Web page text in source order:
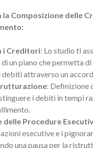
la Composizione delle
i Creditori: Lo studio ti
un piano che permetta
attraverso un
: Definizione
i debiti in tempi
delle Procedure
esecutive e i
una pausa per la